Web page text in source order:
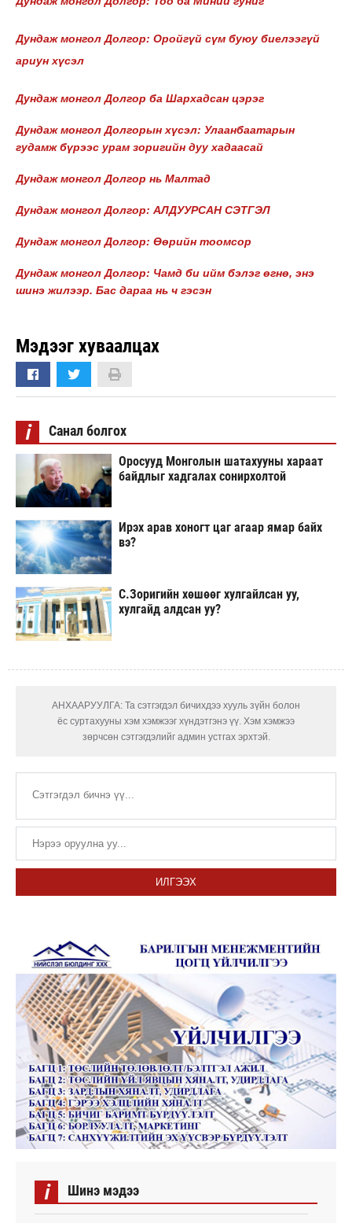
Дундаж монгол Долгор: Оройгүй сүм буюу биелээгүй
ариун хүсэл
Дундаж монгол Долгор ба Шархадсан цэрэг
Дундаж монгол Долгорын хүсэл: Улаанбаатарын
гудамж бүрээс урам зоригийн дуу хадаасай
Дундаж монгол Долгор нь Малтад
Дундаж монгол Долгор: АЛДУУРСАН СЭТГЭЛ
Дундаж монгол Долгор: Өөрийн тоомсор
Дундаж монгол Долгор: Чамд би ийм бэлэг өгнө, энэ
шинэ жилээр. Бас дараа нь ч гэсэн
Мэдээг хуваалцах
i Санал болгох
Оросууд Монголын шатахууны хараат
байдлыг хадгалах сонирхолтой
Ирэх арав хоногт цаг агаар ямар байх
вэ?
С.Зоригийн хөшөөг хулгайлсан уу,
хулгайд алдсан уу?
АНХААРУУЛГА: Та сэтгэгдэл бичихдээ хууль зүйн болон
ёс суртахууны хэм хэмжээг хүндэтгэнэ үү. Хэм хэмжээ
зөрчсөн сэтгэгдэлийг админ устгах эрхтэй.
ИЛГЭЭХ
i Шинэ мэдээ